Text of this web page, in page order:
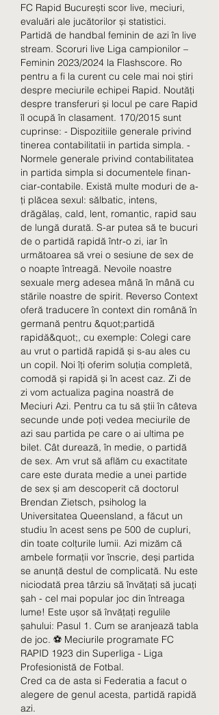
FC Rapid București scor live, meciuri,
evaluări ale jucătorilor și statistici.
Partidă de handbal feminin de azi în live
stream. Scoruri live Liga campionilor –
Feminin 2023/2024 la Flashscore. Ro
pentru a fi la curent cu cele mai noi știri
despre meciurile echipei Rapid. Noutăți
despre transferuri și locul pe care Rapid
îl ocupă în clasament. 170/2015 sunt
cuprinse: - Dispozitiile generale privind
tinerea contabilitatii in partida simpla. -
Normele generale privind contabilitatea
in partida simpla si documentele finan­
ciar-contabile. Există multe moduri de a-
ți plăcea sexul: sălbatic, intens,
drăgălaș, cald, lent, romantic, rapid sau
de lungă durată. S-ar putea să te bucuri
de o partidă rapidă într-o zi, iar în
următoarea să vrei o sesiune de sex de
o noapte întreagă. Nevoile noastre
sexuale merg adesea mână în mână cu
stările noastre de spirit. Reverso Context
oferă traducere în context din română în
germană pentru &quot;partidă
rapidă&quot;, cu exemple: Colegi care
au vrut o partidă rapidă și s-au ales cu
un copil. Noi îți oferim soluția completă,
comodă și rapidă și în acest caz. Zi de
zi vom actualiza pagina noastră de
Meciuri Azi. Pentru ca tu să știi în câteva
secunde unde poți vedea meciurile de
azi sau partida pe care o ai ultima pe
bilet. Cât durează, în medie, o partidă
de sex. Am vrut să aflăm cu exactitate
care este durata medie a unei partide
de sex și am descoperit că doctorul
Brendan Zietsch, psiholog la
Universitatea Queensland, a făcut un
studiu în acest sens pe 500 de cupluri,
din toate colțurile lumii. Azi mizăm că
ambele formații vor înscrie, deși partida
se anunță destul de complicată. Nu este
niciodată prea târziu să învățați să jucați
șah - cel mai popular joc din întreaga
lume! Este ușor să învățați regulile
șahului: Pasul 1. Cum se aranjează tabla
de joc. ⚽ Meciurile programate FC
RAPID 1923 din Superliga - Liga
Profesionistă de Fotbal.
Cred ca de asta si Federatia a facut o
alegere de genul acesta, partidă rapidă
azi.